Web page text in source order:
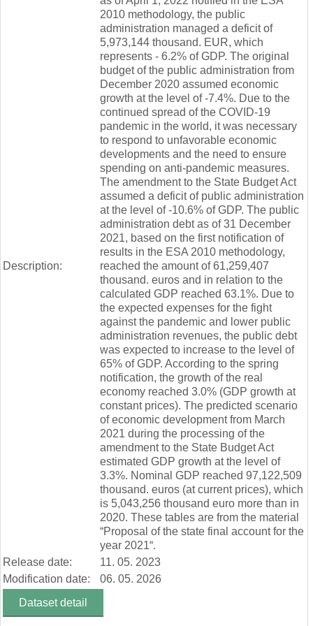
Description:
2010 methodology, the public
administration managed a deficit of
5,973,144 thousand. EUR, which
represents - 6.2% of GDP. The original
budget of the public administration from
December 2020 assumed economic
growth at the level of -7.4%. Due to the
continued spread of the COVID-19
pandemic in the world, it was necessary
to respond to unfavorable economic
developments and the need to ensure
spending on anti-pandemic measures.
The amendment to the State Budget Act
assumed a deficit of public administration
at the level of -10.6% of GDP. The public
administration debt as of 31 December
2021, based on the first notification of
results in the ESA 2010 methodology,
reached the amount of 61,259,407
thousand. euros and in relation to the
calculated GDP reached 63.1%. Due to
the expected expenses for the fight
against the pandemic and lower public
administration revenues, the public debt
was expected to increase to the level of
65% of GDP. According to the spring
notification, the growth of the real
economy reached 3.0% (GDP growth at
constant prices). The predicted scenario
of economic development from March
2021 during the processing of the
amendment to the State Budget Act
estimated GDP growth at the level of
3.3%. Nominal GDP reached 97,122,509
thousand. euros (at current prices), which
is 5,043,256 thousand euro more than in
2020. These tables are from the material
“Proposal of the state final account for the
year 2021“.
Release date:
11. 05. 2023
Modification date:
06. 05. 2026
Dataset detail